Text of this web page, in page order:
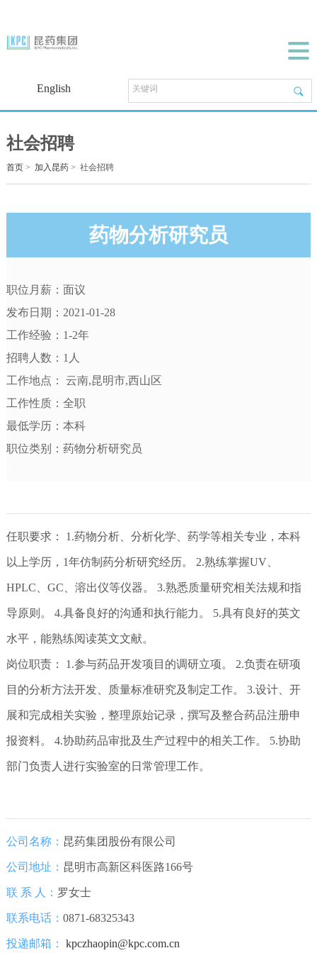
English
社会招聘
首页> 加入昆药> 社会招聘
药物分析研究员
职位月薪：面议
发布日期：2021-01-28
工作经验：1-2年
招聘人数：1人
工作地点： 云南,昆明市,西山区
工作性质：全职
最低学历：本科
职位类别：药物分析研究员
任职要求： 1.药物分析、分析化学、药学等相关专业，本科
以上学历，1年仿制药分析研究经历。 2.熟练掌握UV、
HPLC、GC、溶出仪等仪器。 3.熟悉质量研究相关法规和指
导原则。 4.具备良好的沟通和执行能力。 5.具有良好的英文
水平，能熟练阅读英文文献。
岗位职责： 1.参与药品开发项目的调研立项。 2.负责在研项
目的分析方法开发、质量标准研究及制定工作。 3.设计、开
展和完成相关实验，整理原始记录，撰写及整合药品注册申
报资料。 4.协助药品审批及生产过程中的相关工作。 5.协助
部门负责人进行实验室的日常管理工作。
公司名称： 昆药集团股份有限公司
公司地址： 昆明市高新区科医路166号
联 系 人： 罗女士
联系电话： 0871-68325343
投递邮箱： kpczhaopin@kpc.com.cn